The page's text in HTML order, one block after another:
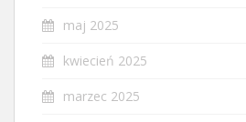
maj 2025
kwiecień 2025
marzec 2025